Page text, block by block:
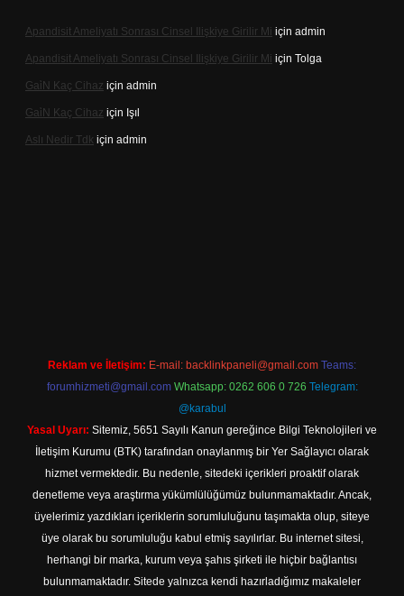
Apandisit Ameliyatı Sonrası Cinsel Ilişkiye Girilir Mi için admin
Apandisit Ameliyatı Sonrası Cinsel Ilişkiye Girilir Mi için Tolga
Gai̇N Kaç Cihaz için admin
Gai̇N Kaç Cihaz için Işıl
Aslı Nedir Tdk için admin
Reklam ve İletişim: E-mail: backlinkpaneli@gmail.com Teams:
forumhizmeti@gmail.com Whatsapp: 0262 606 0 726 Telegram:
@karabul
Yasal Uyarı: Sitemiz, 5651 Sayılı Kanun gereğince Bilgi Teknolojileri ve
İletişim Kurumu (BTK) tarafından onaylanmış bir Yer Sağlayıcı olarak
hizmet vermektedir. Bu nedenle, sitedeki içerikleri proaktif olarak
denetleme veya araştırma yükümlülüğümüz bulunmamaktadır. Ancak,
üyelerimiz yazdıkları içeriklerin sorumluluğunu taşımakta olup, siteye
üye olarak bu sorumluluğu kabul etmiş sayılırlar. Bu internet sitesi,
herhangi bir marka, kurum veya şahıs şirketi ile hiçbir bağlantısı
bulunmamaktadır. Sitede yalnızca kendi hazırladığımız makaleler